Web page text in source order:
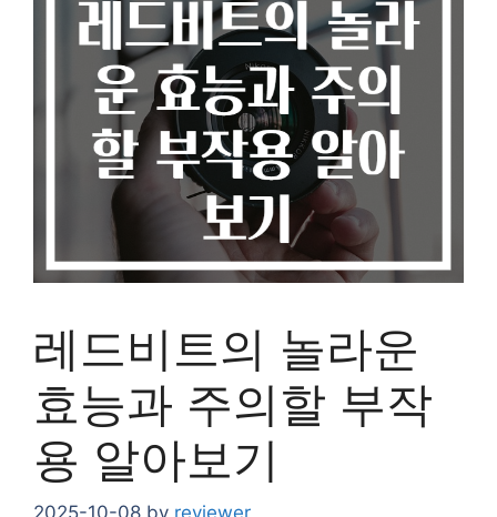
레드비트의 놀라운
효능과 주의할 부작
용 알아보기